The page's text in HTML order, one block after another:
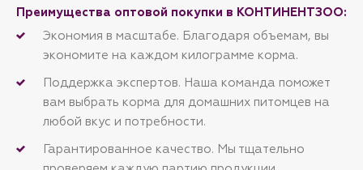
Преимущества оптовой покупки в КОНТИНЕНТЗОО:
Экономия в масштабе. Благодаря объемам, вы
экономите на каждом килограмме корма.
Поддержка экспертов. Наша команда поможет
вам выбрать корма для домашних питомцев на
любой вкус и потребности.
Гарантированное качество. Мы тщательно